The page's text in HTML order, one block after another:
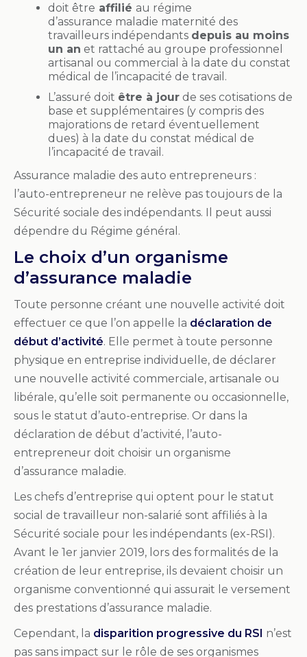
doit être affilié au régime
d’assurance maladie maternité des
travailleurs indépendants depuis au moins
un an et rattaché au groupe professionnel
artisanal ou commercial à la date du constat
médical de l’incapacité de travail.
L’assuré doit être à jour de ses cotisations de
base et supplémentaires (y compris des
majorations de retard éventuellement
dues) à la date du constat médical de
l’incapacité de travail.
Assurance maladie des auto entrepreneurs :
l’auto-entrepreneur ne relève pas toujours de la
Sécurité sociale des indépendants. Il peut aussi
dépendre du Régime général.
Le choix d’un organisme
d’assurance maladie
Toute personne créant une nouvelle activité doit
effectuer ce que l’on appelle la déclaration de
début d’activité. Elle permet à toute personne
physique en entreprise individuelle, de déclarer
une nouvelle activité commerciale, artisanale ou
libérale, qu’elle soit permanente ou occasionnelle,
sous le statut d’auto-entreprise. Or dans la
déclaration de début d’activité, l’auto-
entrepreneur doit choisir un organisme
d’assurance maladie.
Les chefs d’entreprise qui optent pour le statut
social de travailleur non-salarié sont affiliés à la
Sécurité sociale pour les indépendants (ex-RSI).
Avant le 1er janvier 2019, l ors des formalités de la
création de leur entreprise, ils devaient choisir un
organisme conventionné qui assurait le versement
des prestations d’assurance maladie.
Cependant, la disparition progressive du RSI n’est
pas sans impact sur le rôle de ses organismes